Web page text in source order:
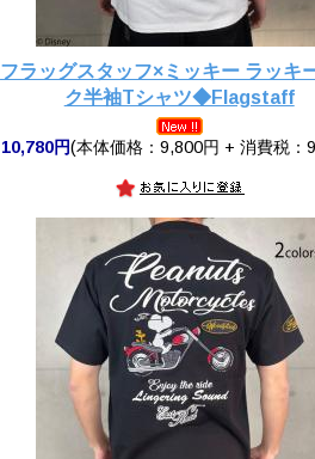
フラッグスタッフ×ミッキー ラッキ
ク半袖Tシャツ◆Flagstaff
10,780円(本体価格：9,800円 + 消費税：